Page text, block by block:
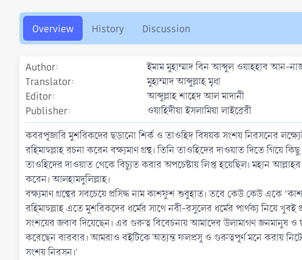
r
i
o
a
t
e
Overview History Discussion
Author
ইমাম মুহাম্মাদ বিন আব্দুল ওয়াহহাব আন-
Translator
মুহাম্মাদ আব্দুল্লাহ মৃধা
Editor
আব্দুল্লাহ শাহেদ আল মাদানী
Publisher
ওয়াহিদীয়া ইসলামিয়া লাইব্রেরী
কবরপূজারি মুশরিকদের ছড়ানো শির্ক ও তাওহিদ বিষয়ক সংশয় নিরসনের
রহিমাহুল্লাহ রচনা করেন বক্ষ্যমাণ গ্রন্থ। তিনি তাওহিদের দাওয়াত দিতে গিয়ে
তাওহিদের দাওয়াত থেকে বিচ্যুত করার অপচেষ্টায় লিপ্ত হয়েছিল। মহান
করেন। আলহামদুলিল্লাহ।
বক্ষ্যমাণ গ্রন্থের সবচেয়ে প্রসিদ্ধ নাম কাশফুশ শুবুহাত। তবে কেউ কেউ একে
রহিমাহুল্লাহ এতে মুশরিকদের ধর্মের সাথে নবী-রসুলের ধর্মের পার্থক্য নিয়ে
সংশয়ের জবাব দিয়েছেন। এর গুরুত্ব বিবেচনায় আমাদের উলামাগণ জনমানুষ ও
করেছেন বারবার। আমরাও বইটিকে অত্যন্ত ফলপ্রসূ ও গুরুত্বপূর্ণ মনে করায়
সংশয় নিরসন।’